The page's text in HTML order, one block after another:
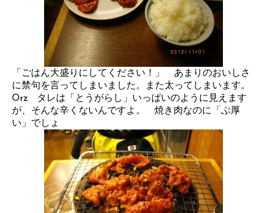
「ごはん大盛りにしてください！」 あまりのおいしさ
に禁句を言ってしまいました。また太ってしまいます。
Orz タレは「とうがらし」いっぱいのように見えます
が、そんな辛くないんですよ。 焼き肉なのに「ぶ厚
い」でしょ